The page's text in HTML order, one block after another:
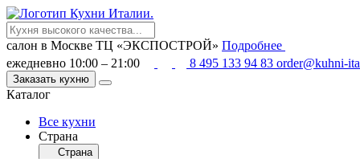
салон в Москве ТЦ «ЭКСПОСТРОЙ» Подробнее
ежедневно 10:00 – 21:00
8 495 133 94 83 order@kuhni-
Заказать кухню
Каталог
Все кухни
Страна
Страна